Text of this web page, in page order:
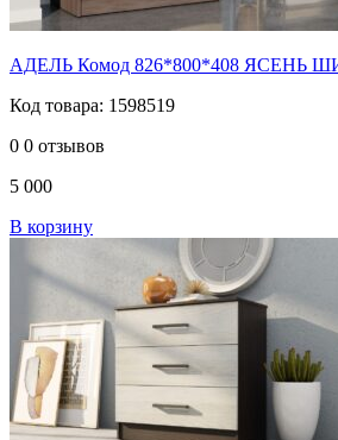
АДЕЛЬ Комод 826*800*408 ЯСЕНЬ
Код товара: 1598519
0 0 отзывов
5 000
В корзину